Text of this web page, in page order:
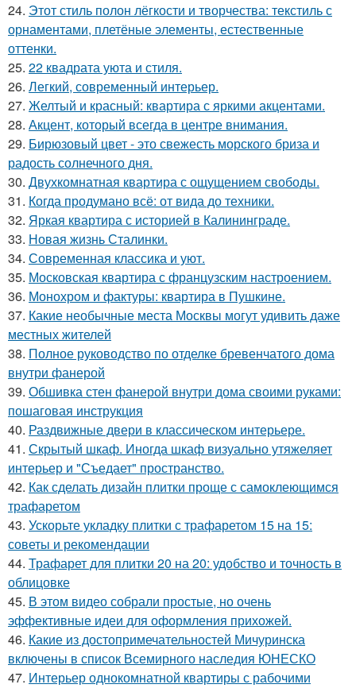
24. Этот стиль полон лёгкости и творчества: текстиль с
орнаментами, плетёные элементы, естественные
оттенки.
25. 22 квадрата уюта и стиля.
26. Легкий, современный интерьер.
27. Желтый и красный: квартира с яркими акцентами.
28. Акцент, который всегда в центре внимания.
29. Бирюзовый цвет - это свежесть морского бриза и
радость солнечного дня.
30. Двухкомнатная квартира с ощущением свободы.
31. Когда продумано всё: от вида до техники.
32. Яркая квартира с историей в Калининграде.
33. Новая жизнь Сталинки.
34. Современная классика и уют.
35. Московская квартира с французским настроением.
36. Монохром и фактуры: квартира в Пушкине.
37. Какие необычные места Москвы могут удивить даже
местных жителей
38. Полное руководство по отделке бревенчатого дома
внутри фанерой
39. Обшивка стен фанерой внутри дома своими руками:
пошаговая инструкция
40. Раздвижные двери в классическом интерьере.
41. Скрытый шкаф. Иногда шкаф визуально утяжеляет
интерьер и "Съедает" пространство.
42. Как сделать дизайн плитки проще с самоклеющимся
трафаретом
43. Ускорьте укладку плитки с трафаретом 15 на 15:
советы и рекомендации
44. Трафарет для плитки 20 на 20: удобство и точность в
облицовке
45. В этом видео собрали простые, но очень
эффективные идеи для оформления прихожей.
46. Какие из достопримечательностей Мичуринска
включены в список Всемирного наследия ЮНЕСКО
47. Интерьер однокомнатной квартиры с рабочими